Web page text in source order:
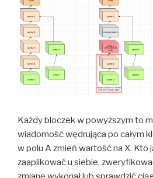
Każdy bloczek w powyższym to
wiadomość wędrująca po całym
w polu A zmień wartość na X. Kto
zaaplikować u siebie,